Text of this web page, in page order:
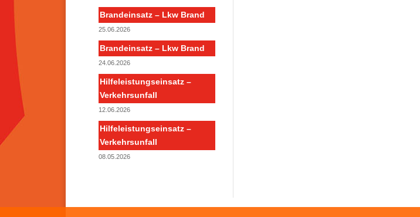
Brandeinsatz – Lkw Brand
25.06.2026
Brandeinsatz – Lkw Brand
24.06.2026
Hilfeleistungseinsatz –
Verkehrsunfall
12.06.2026
Hilfeleistungseinsatz –
Verkehrsunfall
08.05.2026